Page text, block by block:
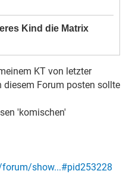
Kind die Matrix
KT von letzter
diesem Forum posten sollte
'komischen'
show...#pid253228